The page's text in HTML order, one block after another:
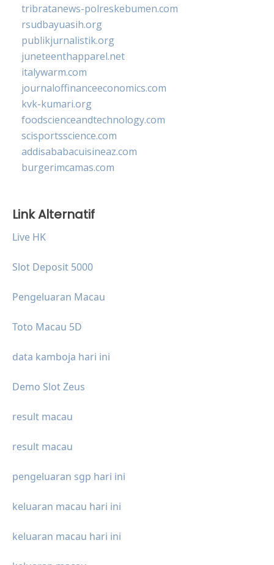
tribratanews-polreskebumen.com
rsudbayuasih.org
publikjurnalistik.org
juneteenthapparel.net
italywarm.com
journaloffinanceeconomics.com
kvk-kumari.org
foodscienceandtechnology.com
scisportsscience.com
addisababacuisineaz.com
burgerimcamas.com
Link Alternatif
Live HK
Slot Deposit 5000
Pengeluaran Macau
Toto Macau 5D
data kamboja hari ini
Demo Slot Zeus
result macau
result macau
pengeluaran sgp hari ini
keluaran macau hari ini
keluaran macau hari ini